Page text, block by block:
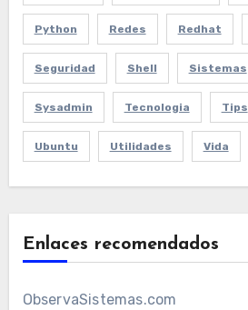
Python Redes Redhat
Seguridad Shell Sistemas
Sysadmin Tecnologia Tips
Ubuntu Utilidades Vida
Enlaces recomendados
ObservaSistemas.com